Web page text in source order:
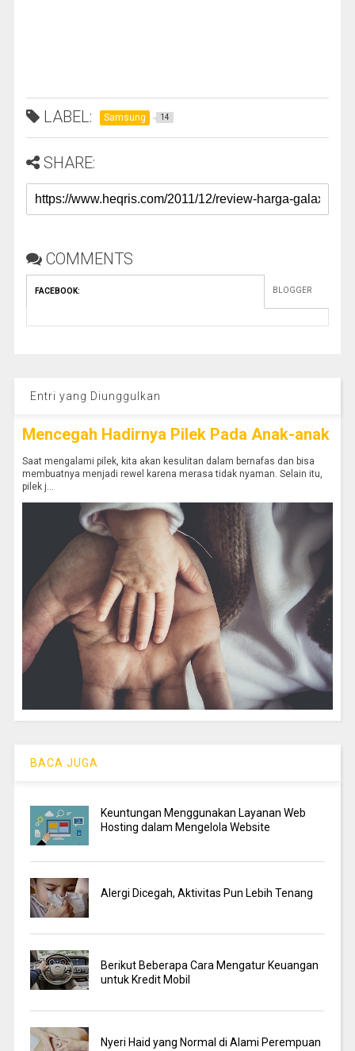
LABEL: Samsung 14
SHARE:
COMMENTS
FACEBOOK: BLOGGER
Entri yang Diunggulkan
Mencegah Hadirnya Pilek Pada Anak-anak
Saat mengalami pilek, kita akan kesulitan dalam bernafas dan bisa
membuatnya menjadi rewel karena merasa tidak nyaman. Selain itu,
pilek j...
BACA JUGA
Keuntungan Menggunakan Layanan Web
Hosting dalam Mengelola Website
Alergi Dicegah, Aktivitas Pun Lebih Tenang
Berikut Beberapa Cara Mengatur Keuangan
untuk Kredit Mobil
Nyeri Haid yang Normal di Alami Perempuan